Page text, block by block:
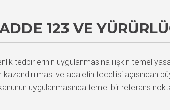
123 VE
tedbirlerinin uygulanmasına ilişkin temel
ve adaletin tecellisi açısından
uygulanmasında temel bir referans